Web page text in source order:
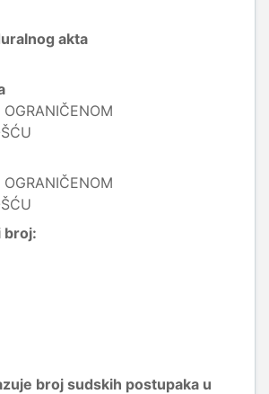
akta
broj:
broj sudskih postupaka u